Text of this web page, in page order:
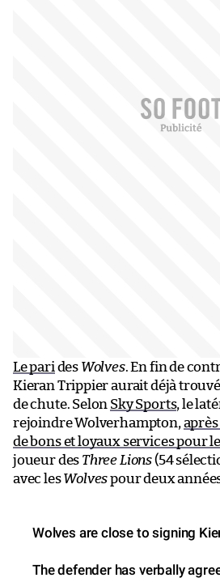
Le pari des Wolves. En fin de
Kieran Trippier aurait déjà
de chute. Selon Sky Sports, le
rejoindre Wolverhampton,
de bons et loyaux services pour
joueur des Three Lions(54
avec lesWolvespour deux
Wolves are close to signing
The defender has verbally